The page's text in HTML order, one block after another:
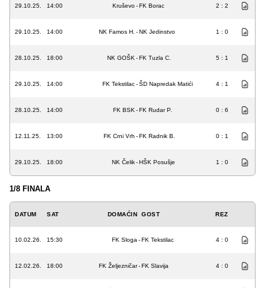
29.10.25. 14:00 Kruševo-FK Borac 2 : 2
29.10.25. 14:00 NK Famos H. -NK Jedinstvo 1 : 0
28.10.25. 18:00 NK GOŠK -FK Tuzla C. 5 : 1
29.10.25. 14:00 FK Tekstilac-ŠD Napredak Matići 4 : 1
28.10.25. 14:00 FK BSK -FK Rudar P. 0 : 6
12.11.25. 13:00 FK Crni Vrh -FK Radnik B. 0 : 1
29.10.25. 18:00 NK Čelik-HŠK Posušje 1 : 0
1/8 FINALA
DATUM SAT DOMAĆIN GOST REZ
10.02.26. 15:30 FK Sloga -FK Tekstilac 4 : 0
12.02.26. 18:00 FK Željezničar-FK Slavija 4 : 0